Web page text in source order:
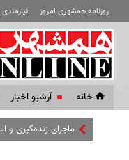
روزنامه همشهری امروز
خانه آرشیو اخبار
ماجرای زنده‌گیری و